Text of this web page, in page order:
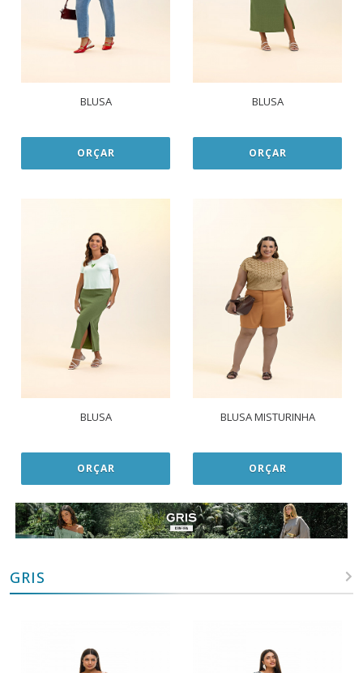
BLUSA
ORÇAR
BLUSA
ORÇAR
BLUSA
ORÇAR
BLUSA MISTURINHA
ORÇAR
GRIS